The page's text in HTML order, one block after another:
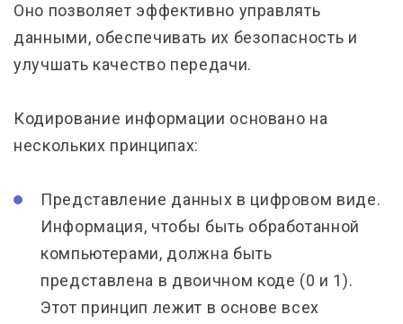
Оно позволяет эффективно управлять
данными, обеспечивать их безопасность и
улучшать качество передачи.
Кодирование информации основано на
нескольких принципах:
Представление данных в цифровом виде.
Информация, чтобы быть обработанной
компьютерами, должна быть
представлена в двоичном коде (0 и 1).
Этот принцип лежит в основе всех